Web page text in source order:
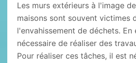
Les murs extérieurs à l'image
maisons sont souvent victimes
l'envahissement de déchets.
nécessaire de réaliser des
Pour réaliser ces tâches, il est